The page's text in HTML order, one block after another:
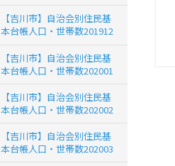
【吉川市】自治会別住民基
本台帳人口・世帯数201912
【吉川市】自治会別住民基
本台帳人口・世帯数202001
【吉川市】自治会別住民基
本台帳人口・世帯数202002
【吉川市】自治会別住民基
本台帳人口・世帯数202003